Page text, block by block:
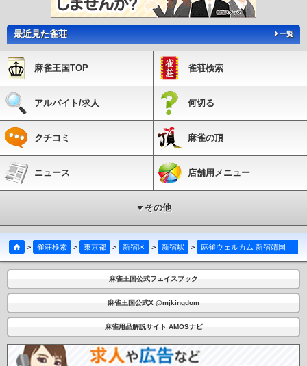
最近見た雀荘 一覧
麻雀王国TOP 雀荘検索
アルバイト/求人 何切る
クチコミ 麻雀の頂
ニュース 店舗用メニュー
▼その他
> 雀荘検索 > 東京都 > 新宿区 > 新宿駅 > 麻雀ウェルカム 新宿靖国通り店
麻雀王国公式フェイスブック
麻雀王国公式X @mjkingdom
麻雀用品解説サイト AMOSナビ